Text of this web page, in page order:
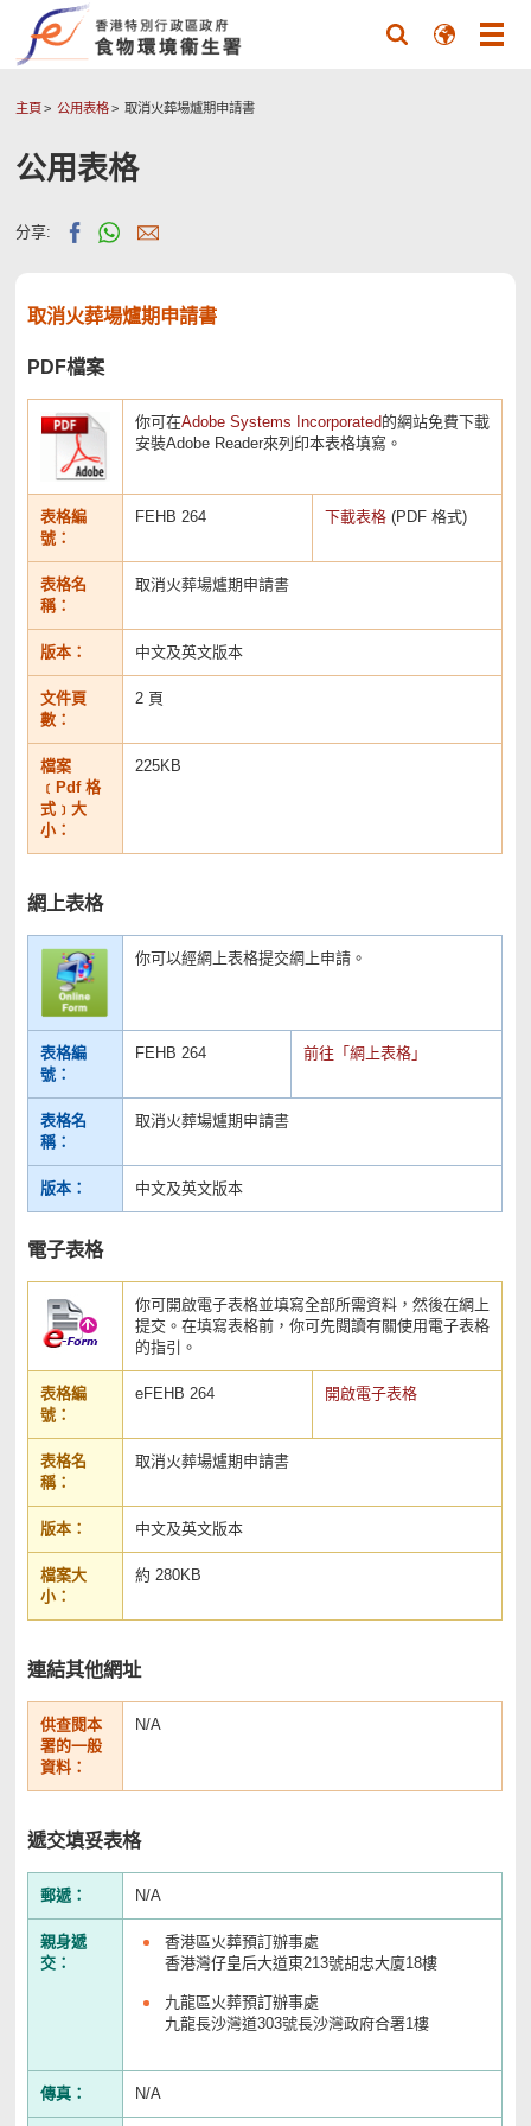
主頁 公用表格 取消火葬場爐期申請書
公用表格
分享:
取消火葬場爐期申請書
PDF檔案
你可在Adobe Systems Incorporated的網站免費下載
安裝Adobe Reader來列印本表格填寫。
表格編
號：
FEHB 264 下載表格 (PDF 格式)
表格名
稱：
取消火葬場爐期申請書
版本： 中文及英文版本
文件頁
數：
2 頁
檔案
﹝Pdf 格
式﹞大
小：
225KB
網上表格
你可以經網上表格提交網上申請。
表格編
號：
FEHB 264 前往「網上表格」
表格名
稱：
取消火葬場爐期申請書
版本： 中文及英文版本
電子表格
你可開啟電子表格並填寫全部所需資料，然後在網上
提交。在填寫表格前，你可先閱讀有關使用電子表格
的指引。
表格編
號：
eFEHB 264 開啟電子表格
表格名
稱：
取消火葬場爐期申請書
版本： 中文及英文版本
檔案大
小：
約 280KB
連結其他網址
供查閱本
署的一般
資料：
N/A
遞交填妥表格
郵遞： N/A
親身遞
交：
香港區火葬預訂辦事處
香港灣仔皇后大道東213號胡忠大廈18樓
九龍區火葬預訂辦事處
九龍長沙灣道303號長沙灣政府合署1樓
傳真： N/A